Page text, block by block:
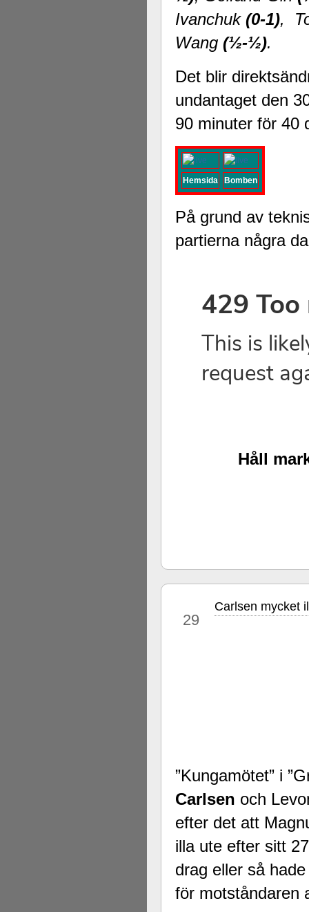
Ivanchuk (0-1),
Wang (½-½).
Det blir
undantaget den
90 minuter för 40
Hemsida Bomben
På grund av
partierna några
Håll
29
Carlsen mycket
”Kungamötet” i
Carlsen och
efter det att
illa ute efter sitt
drag eller så
för